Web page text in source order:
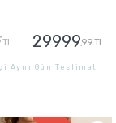
TL 29999,99 TL
Aynı Gün Teslimat